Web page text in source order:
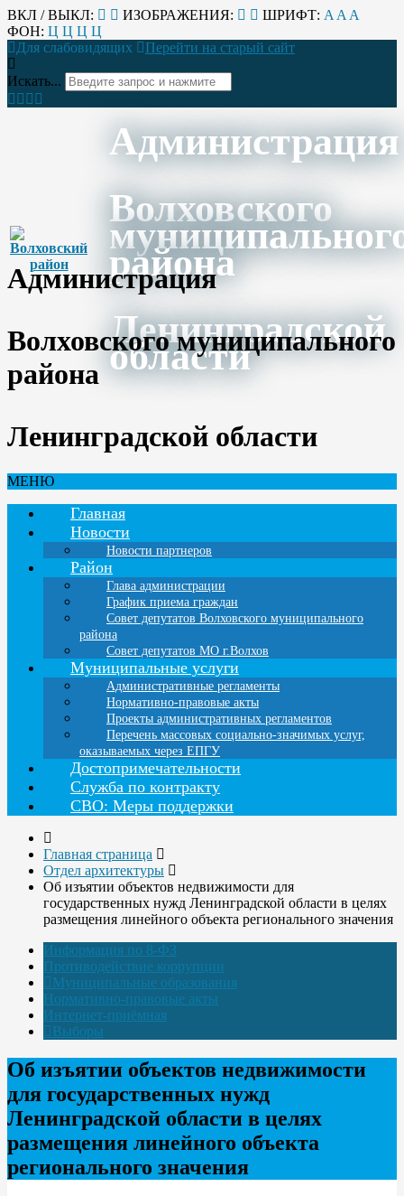
ВКЛ / ВЫКЛ: ИЗОБРАЖЕНИЯ: ШРИФТ: A A A
ФОН: Ц Ц Ц Ц
Для слабовидящих
Перейти на старый сайт
Искать...
Администрация
Волховского
района
Ленинградской
области
Администрация
Волховского муниципального
района
Ленинградской области
МЕНЮ
Главная
Новости
Новости партнеров
Район
Глава администрации
График приема граждан
Совет депутатов Волховского муниципального
района
Совет депутатов МО г.Волхов
Муниципальные услуги
Административные регламенты
Нормативно-правовые акты
Проекты административных регламентов
Перечень массовых социально-значимых услуг,
оказываемых через ЕПГУ
Достопримечательности
Служба по контракту
СВО: Меры поддержки
Главная страница
Отдел архитектуры
Об изъятии объектов недвижимости для
государственных нужд Ленинградской области в целях
размещения линейного объекта регионального значения
Информация по 8-ФЗ
Противодействие коррупции
Муниципальные образования
Нормативно-правовые акты
Интернет-приёмная
Выборы
Об изъятии объектов недвижимости
для государственных нужд
Ленинградской области в целях
размещения линейного объекта
регионального значения